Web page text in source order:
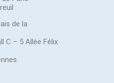
de la
C – 5 Allée Félix